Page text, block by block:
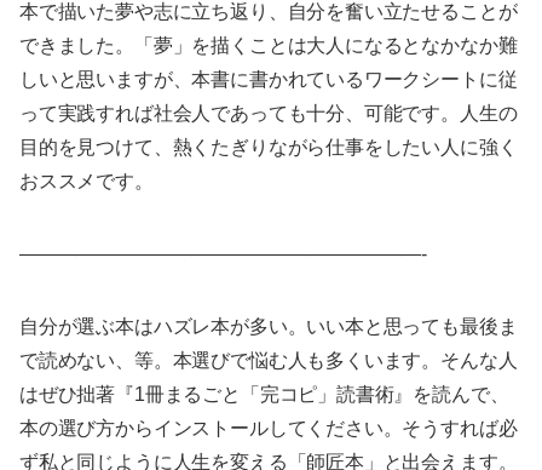
本で描いた夢や志に立ち返り、自分を奮い立たせることが
できました。「夢」を描くことは大人になるとなかなか難
しいと思いますが、本書に書かれているワークシートに従
って実践すれば社会人であっても十分、可能です。人生の
目的を見つけて、熱くたぎりながら仕事をしたい人に強く
おススメです。
—————————————————————-
自分が選ぶ本はハズレ本が多い。いい本と思っても最後ま
で読めない、等。本選びで悩む人も多くいます。そんな人
はぜひ拙著『1冊まるごと「完コピ」読書術』を読んで、
本の選び方からインストールしてください。そうすれば必
ず私と同じように人生を変える「師匠本」と出会えます。